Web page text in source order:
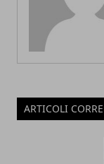
ARTICOLI